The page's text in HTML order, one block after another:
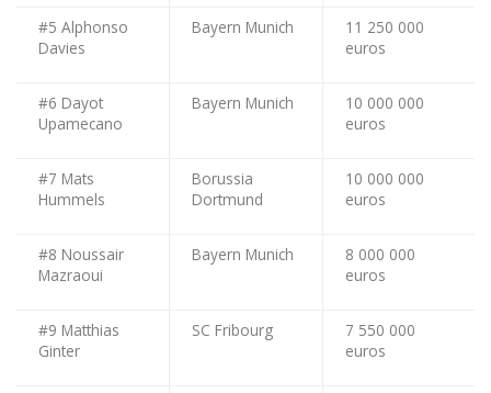
#5 Alphonso
Davies
Bayern Munich
11 250 000
euros
#6 Dayot
Upamecano
Bayern Munich
10 000 000
euros
#7 Mats
Hummels
Borussia
Dortmund
10 000 000
euros
#8 Noussair
Mazraoui
Bayern Munich
8 000 000
euros
#9 Matthias
Ginter
SC Fribourg
7 550 000
euros